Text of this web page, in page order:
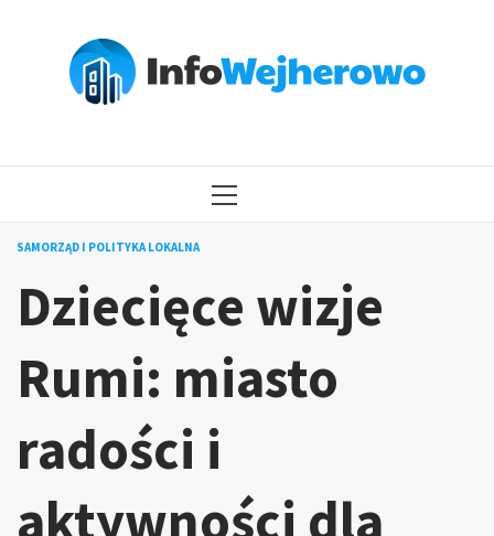
MENU
SAMORZĄD I POLITYKA LOKALNA
Dziecięce wizje
Rumi: miasto
radości i
aktywności dla